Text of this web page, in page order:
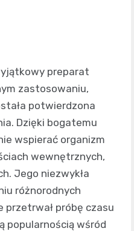
preparat
zastosowaniu,
potwierdzona
Dzięki bogatemu
wspierać organizm
wewnętrznych,
Jego niezwykła
różnorodnych
przetrwał próbę czasu
popularnością wśród